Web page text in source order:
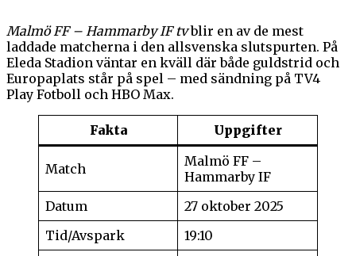
Malmö FF – Hammarby IF tvblir en av de mest
laddade matcherna i den allsvenska slutspurten. På
Eleda Stadion väntar en kväll där både guldstrid och
Europaplats står på spel – med sändning på TV4
Play Fotboll och HBO Max.
Fakta Uppgifter
Match
Malmö FF –
Hammarby IF
Datum
27 oktober 2025
Tid/Avspark
19:10